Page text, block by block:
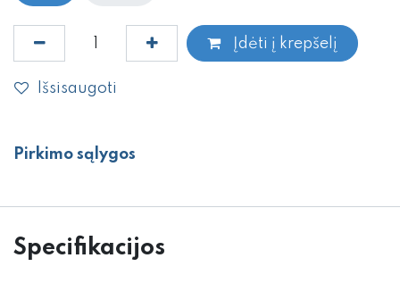
Įdėti į krepšelį
Išsisaugoti
Pirkimo sąlygos
Specifikacijos